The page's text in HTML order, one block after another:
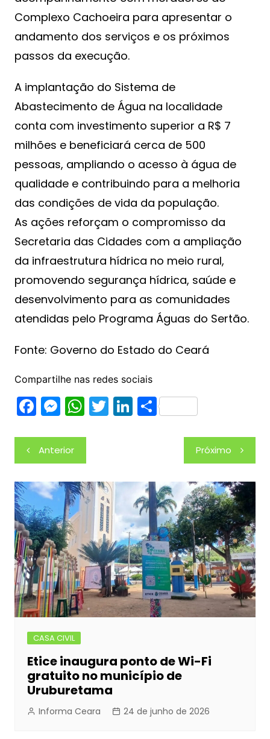
Complexo Cachoeira para apresentar o
andamento dos serviços e os próximos
passos da execução.
A implantação do Sistema de
Abastecimento de Água na localidade
conta com investimento superior a R$ 7
milhões e beneficiará cerca de 500
pessoas, ampliando o acesso à água de
qualidade e contribuindo para a melhoria
das condições de vida da população.
As ações reforçam o compromisso da
Secretaria das Cidades com a ampliação
da infraestrutura hídrica no meio rural,
promovendo segurança hídrica, saúde e
desenvolvimento para as comunidades
atendidas pelo Programa Águas do Sertão.
Fonte: Governo do Estado do Ceará
Compartilhe nas redes sociais
F
c
e
b
o
o
k
M
s
s
e
n
g
er
W
at
s
A
p
p
T Li
dI
n
S
Navegação
de
Post
Anterior Próximo
CASA CIVIL
Etice inaugura ponto de Wi-Fi
gratuito no município de
Uruburetama
Informa Ceara 24 de junho de 2026